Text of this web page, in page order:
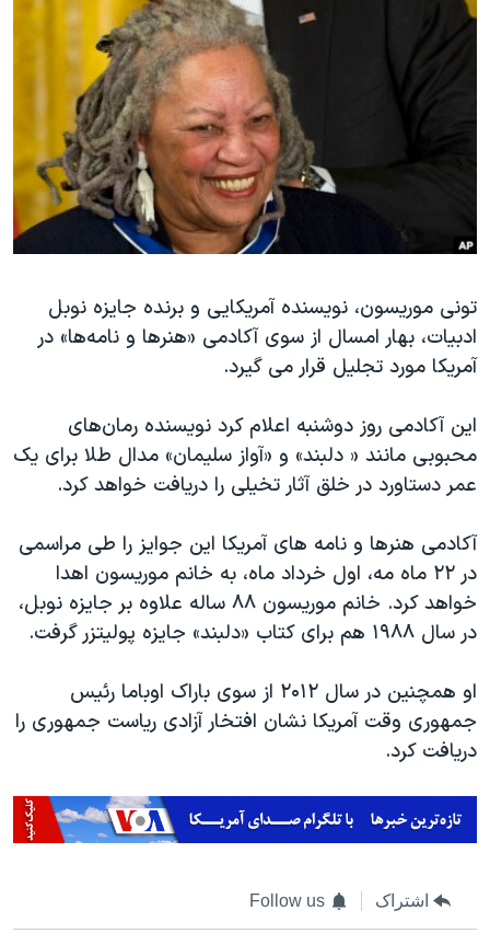
حقوق شهروندی
اقتصادی
علم و فناوری
آرشیو پخش زنده
انتخابات ریاست جمهوری آمریکا ۲۰۲۴
حمله جمهوری اسلامی به اسرائیل
رمز مهسا
ورزش زنان در ایران
اعتراضات زن، زندگی، آزادی
مجموعه مستندهای دادخواهی
دادگاه حمید نوری
چهل سال گروگان‌گیری
قانون شفافیت دارائی کادر رهبری ایران
اعتراضات مردمی آبان ۹۸
اسرائیل در جنگ
نرگس محمدی برنده جایزه نوبل صلح
همایش محافظه‌کاران آمریکا «سی‌پک»
صفحه‌های ویژه
سفر پرزیدنت ترامپ به چین
دنبال کنید
زبانهای مختلف
تونی موریسون، نویسنده آمریکایی و برنده جایزه نوبل
ادبیات، بهار امسال از سوی آکادمی «هنرها و نامه‌ها» در
آمریکا مورد تجلیل قرار می گیرد.
این آکادمی روز دوشنبه اعلام کرد نویسنده رمان‌های
محبوبی مانند « دلبند» و «آواز سلیمان» مدال طلا برای یک
عمر دستاورد در خلق آثار تخیلی را دریافت خواهد کرد.
آکادمی هنرها و نامه های آمریکا این جوایز را طی مراسمی
در ۲۲ ماه مه، اول خرداد ماه، به خانم موریسون اهدا
خواهد کرد. خانم موریسون ۸۸ ساله علاوه بر جایزه نوبل،
در سال ۱۹۸۸ هم برای کتاب «دلبند» جایزه پولیتزر گرفت.
او همچنین در سال ۲۰۱۲ از سوی باراک اوباما رئیس
جمهوری وقت آمریکا نشان افتخار آزادی ریاست جمهوری را
دریافت کرد.
اشتراک Follow us